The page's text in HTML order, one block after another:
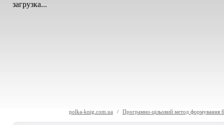
загрузка...
polka-knig.com.ua / Програмно-цільовий метод формування